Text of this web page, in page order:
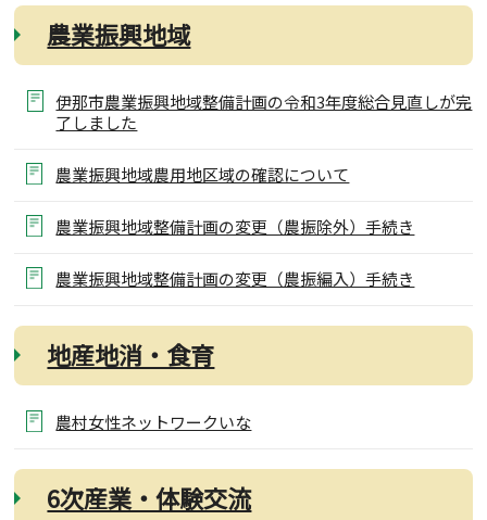
農業振興地域
伊那市農業振興地域整備計画の令和3年度総合見直しが完
了しました
農業振興地域農用地区域の確認について
農業振興地域整備計画の変更（農振除外）手続き
農業振興地域整備計画の変更（農振編入）手続き
地産地消・食育
農村女性ネットワークいな
6次産業・体験交流